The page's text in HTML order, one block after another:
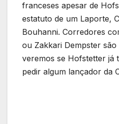
franceses apesar de
estatuto de um Laporte,
Bouhanni. Corredores
ou Zakkari Dempster
veremos se Hofstetter já
pedir algum lançador da